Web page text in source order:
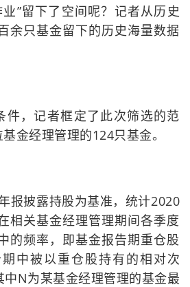
”留下了空间呢？记者从历史
余只基金留下的历史海量数据
件，记者框定了此次筛选的范
金经理管理的124只基金。
报披露持股为基准，统计2020
相关基金经理管理期间各季度
的频率，即基金报告期重仓股
中被以重仓股持有的相对次
N为某基金经理管理的基金最